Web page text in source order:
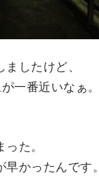
したけど、
一番近いなぁ
た。
早かったんです